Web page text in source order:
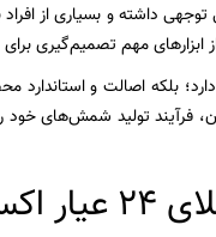
داشته و بسیاری از افراد
ابزارهای مهم تصمیم‌گیری
بلکه اصالت و
فرآیند تولید شمش‌های